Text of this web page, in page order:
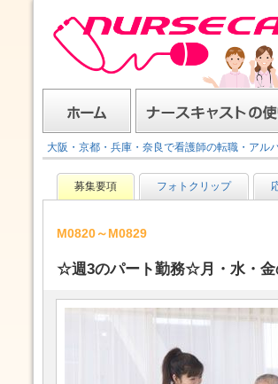
ホーム ナースキャストの使い方
大阪・京都・兵庫・奈良で看護師の転職・アル
募集要項 フォトクリップ
M0820～M0829
☆週3のパート勤務☆月・水・金